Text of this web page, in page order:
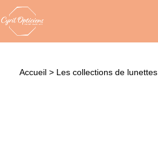
Accueil > Les collections de lunettes